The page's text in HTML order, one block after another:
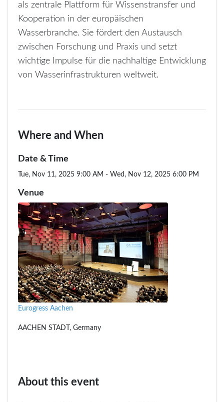
als zentrale Plattform für Wissenstransfer und
Kooperation in der europäischen
Wasserbranche. Sie fördert den Austausch
zwischen Forschung und Praxis und setzt
wichtige Impulse für die nachhaltige Entwicklung
von Wasserinfrastrukturen weltweit.
Where and When
Date & Time
Tue, Nov 11, 2025 9:00 AM - Wed, Nov 12, 2025 6:00 PM
Venue
Eurogress Aachen
AACHEN STADT, Germany
About this event